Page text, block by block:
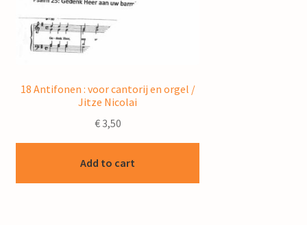
18 Antifonen : voor cantorij en orgel /
Jitze Nicolai
€3,50
Add to cart